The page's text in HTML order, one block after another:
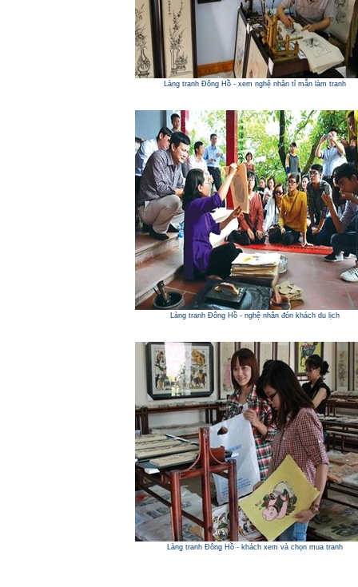
Làng tranh Đông Hồ - xem nghệ nhân tỉ mẫn làm tranh
Làng tranh Đông Hồ - nghệ nhân đón khách du lịch
Làng tranh Đông Hồ - khách xem và chọn mua tranh